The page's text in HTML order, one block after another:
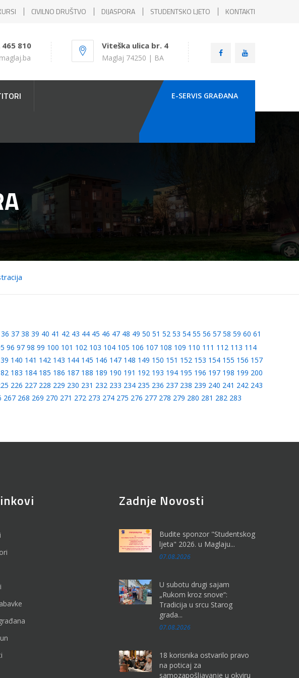
CIVILNO DRUŠTVO DIJASPORA STUDENTSKO LJETO KONTAKTI
465 810 Viteška ulica br. 4
Maglaj 74250 | BA
E-SERVIS GRAÐANA
36 37 38 39 40 41 42 43 44 45 46 47 48 49 50 51 52 53 54 55 56 57 58 59 60 61
96 97 98 99 100 101 102 103 104 105 106 107 108 109 110 111 112 113 114
140 141 142 143 144 145 146 147 148 149 150 151 152 153 154 155 156 157
183 184 185 186 187 188 189 190 191 192 193 194 195 196 197 198 199 200
226 227 228 229 230 231 232 233 234 235 236 237 238 239 240 241 242 243
267 268 269 270 271 272 273 274 275 276 277 278 279 280 281 282 283
Zadnje Novosti
Budite sponzor "Studentskog
ljeta" 2026. u Maglaju...
07.08.2026
U subotu drugi sajam
„Rukom kroz snove“:
Tradicija u srcu Starog
grada...
07.08.2026
18 korisnika ostvarilo pravo
na poticaj za
samozapošljavanje u okviru